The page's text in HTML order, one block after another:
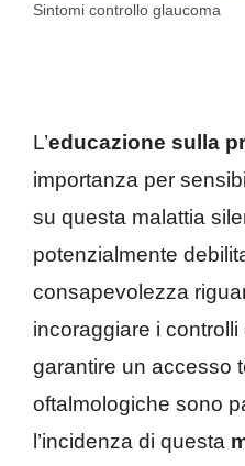
Sintomi controllo glaucoma
L’educazione sulla
importanza per
su questa malattia
potenzialmente
consapevolezza
incoraggiare i
garantire un accesso
oftalmologiche sono
l’incidenza di questa